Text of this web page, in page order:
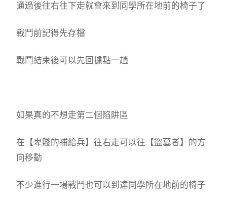
通過後往右往下走就會來到同學所在地前的椅子了
戰鬥前記得先存檔
戰鬥結束後可以先回據點一趟
如果真的不想走第二個陷阱區
在【卑賤的補給兵】往右走可以往【盜墓者】的方
向移動
不少進行一場戰鬥也可以到達同學所在地前的椅子